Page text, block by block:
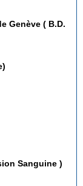
Genève ( B.D.
Sanguine )